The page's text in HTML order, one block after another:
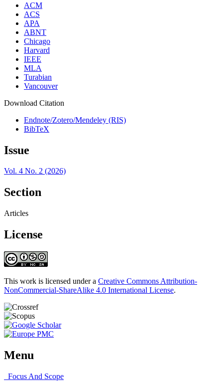
ACM
ACS
APA
ABNT
Chicago
Harvard
IEEE
MLA
Turabian
Vancouver
Download Citation
Endnote/Zotero/Mendeley (RIS)
BibTeX
Issue
Vol. 4 No. 2 (2026)
Section
Articles
License
This work is licensed under a Creative Commons Attribution-
NonCommercial-ShareAlike 4.0 International License.
Menu
Focus And Scope